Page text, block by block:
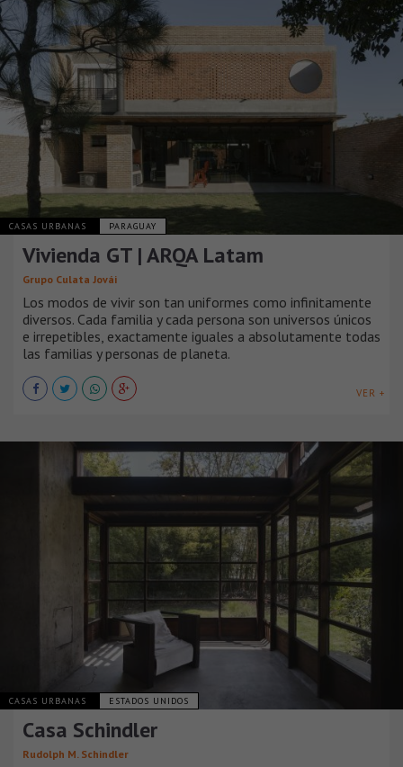
CASAS URBANAS PARAGUAY
Vivienda GT | ARQA Latam
Grupo Culata Jovái
Los modos de vivir son tan uniformes como infinitamente
diversos. Cada familia y cada persona son universos únicos
e irrepetibles, exactamente iguales a absolutamente todas
las familias y personas de planeta.
VER +
CASAS URBANAS ESTADOS UNIDOS
Casa Schindler
Rudolph M. Schindler